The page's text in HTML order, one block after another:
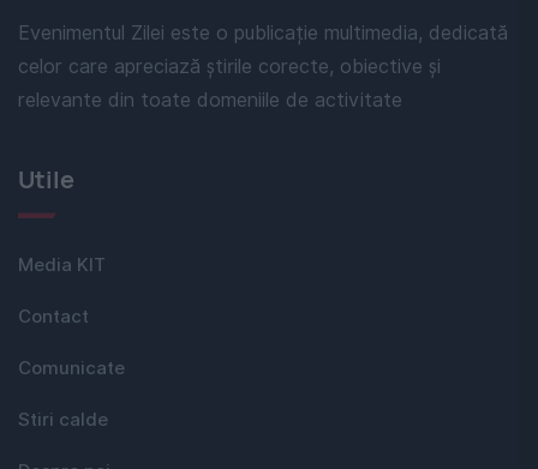
Evenimentul Zilei este o publicație multimedia, dedicată
celor care apreciază știrile corecte, obiective și
relevante din toate domeniile de activitate
Utile
Media KIT
Contact
Comunicate
Stiri calde